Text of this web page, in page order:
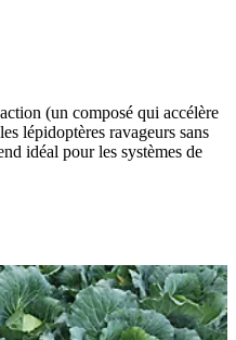
(un composé qui accélère
lépidoptères ravageurs sans
idéal pour les systèmes de